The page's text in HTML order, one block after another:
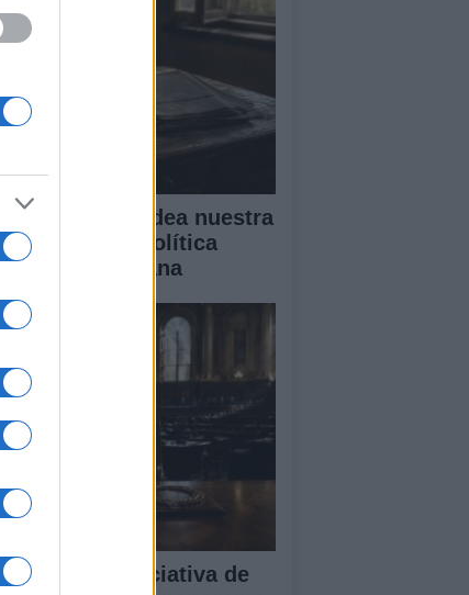
el miedo moldea nuestra
desde la política
la vida cotidiana
de la iniciativa de